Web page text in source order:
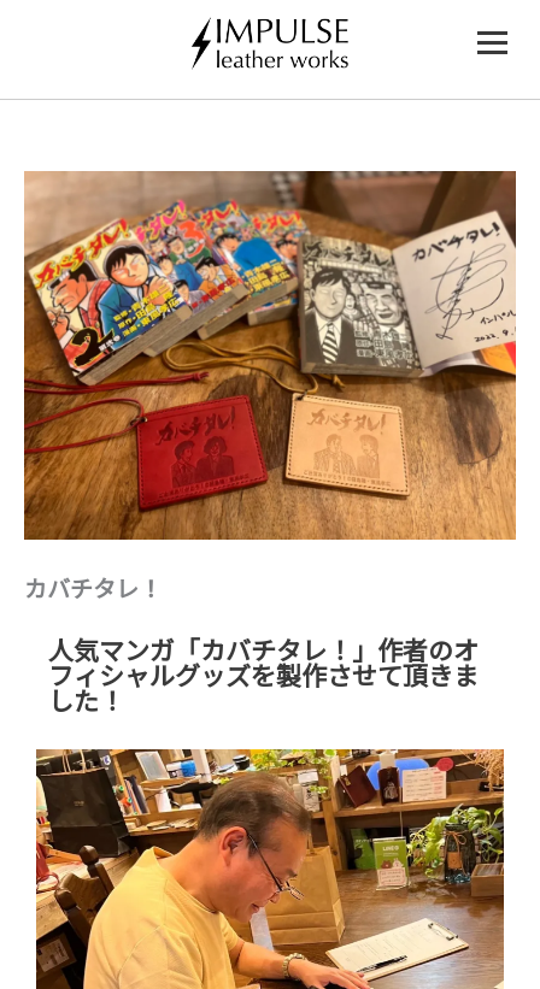
カバチタレ！
人気マンガ「カバチタレ！」作者のオ
フィシャルグッズを製作させて頂きま
した！